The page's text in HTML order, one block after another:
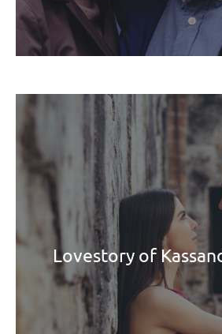
Lovestory of